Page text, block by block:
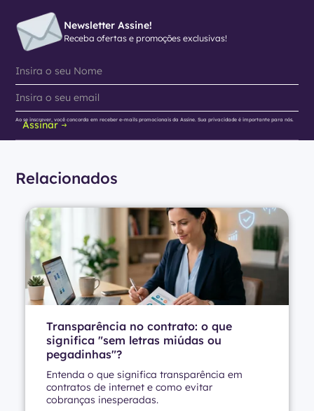
Newsletter Assine!
Receba ofertas e promoções exclusivas!
Assinar
Ao se inscrever, você concorda em receber e-mails promocionais da Assine. Sua privacidade é importante para nós.
Relacionados
Transparência no contrato: o que
significa "sem letras miúdas ou
pegadinhas"?
Entenda o que significa transparência em
contratos de internet e como evitar
cobranças inesperadas.